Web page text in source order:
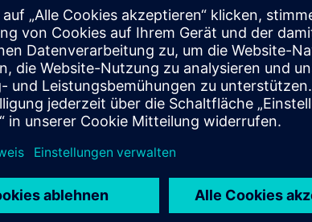
Antrag
Build
Erweitert oder baut auf einem/einer Siemens Xcelerator-
Produkt/Lösung auf, indem ein neues Produkt entwickelt
wird, oder erstellt eine neue Kundenlösung durch die
Integration des Siemens Xcelerator-Produkts und des
Service